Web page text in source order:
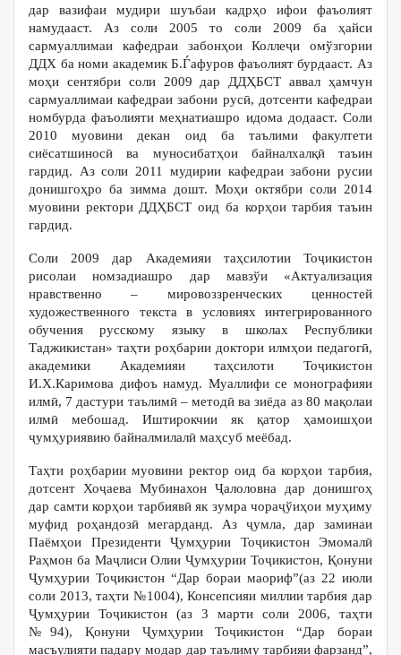
дар вазифаи мудири шуъбаи кадрҳо ифои фаъолият
намудааст. Аз соли 2005 то соли 2009 ба ҳайси
сармуаллимаи кафедраи забонҳои Коллеҷи омўзгории
ДДХ ба номи академик Б.Ѓафуров фаъолият бурдааст. Аз
моҳи сентябри соли 2009 дар ДДҲБСТ аввал ҳамчун
сармуаллимаи кафедраи забони русӣ, дотсенти кафедраи
номбурда фаъолияти меҳнатиашро идома додааст. Соли
2010 муовини декан оид ба таълими факултети
сиёсатшиносӣ ва муносибатҳои байналхалқӣ таъин
гардид. Аз соли 2011 мудирии кафедраи забони русии
донишгоҳро ба зимма дошт. Моҳи октябри соли 2014
муовини ректори ДДҲБСТ оид ба корҳои тарбия таъин
гардид.
Соли 2009 дар Академияи таҳсилотии Тоҷикистон
рисолаи номзадиашро дар мавзўи «Актуализация
нравственно – мировоззренческих ценностей
художественного текста в условиях интегрированного
обучения русскому языку в школах Республики
Таджикистан» таҳти роҳбарии доктори илмҳои педагогӣ,
академики Академияи таҳсилоти Тоҷикистон
И.Х.Каримова дифоъ намуд. Муаллифи се монографияи
илмӣ, 7 дастури таълимӣ – методӣ ва зиёда аз 80 мақолаи
илмӣ мебошад. Иштирокчии як қатор ҳамоишҳои
ҷумҳуриявию байналмилалӣ маҳсуб меёбад.
Таҳти роҳбарии муовини ректор оид ба корҳои тарбия,
дотсент Хоҷаева Мубинахон Ҷалоловна дар донишгоҳ
дар самти корҳои тарбиявӣ як зумра чораҷўиҳои муҳиму
муфид роҳандозӣ мегарданд. Аз ҷумла, дар заминаи
Паёмҳои Президенти Ҷумҳурии Тоҷикистон Эмомалӣ
Раҳмон ба Маҷлиси Олии Ҷумҳурии Тоҷикистон, Қонуни
Ҷумҳурии Тоҷикистон “Дар бораи маориф”(аз 22 июли
соли 2013, таҳти №1004), Консепсияи миллии тарбия дар
Ҷумҳурии Тоҷикистон (аз 3 марти соли 2006, таҳти
№94), Қонуни Ҷумҳурии Тоҷикистон “Дар бораи
масъулияти падару модар дар таълиму тарбияи фарзанд”,